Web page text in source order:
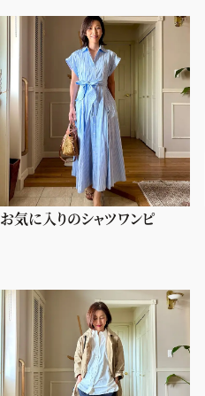
お気に入りのシャツワンピ